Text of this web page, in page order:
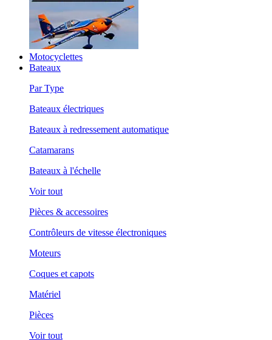
Motocyclettes
Bateaux
Par Type
Bateaux électriques
Bateaux à redressement automatique
Catamarans
Bateaux à l'échelle
Voir tout
Pièces & accessoires
Contrôleurs de vitesse électroniques
Moteurs
Coques et capots
Matériel
Pièces
Voir tout